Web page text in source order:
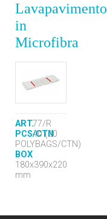
Lavapavimento
in
Microfibra
ART.77/R
PCS/CTN
40 (20
POLYBAGS/CTN)
BOX
180x390x220
mm